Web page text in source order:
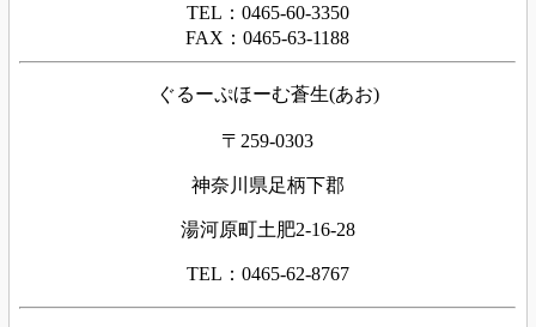
TEL：0465-60-3350
FAX：0465-63-1188
ぐるーぷほーむ蒼生(あお)
〒259-0303
神奈川県足柄下郡
湯河原町土肥2-16-28
TEL：0465-62-8767